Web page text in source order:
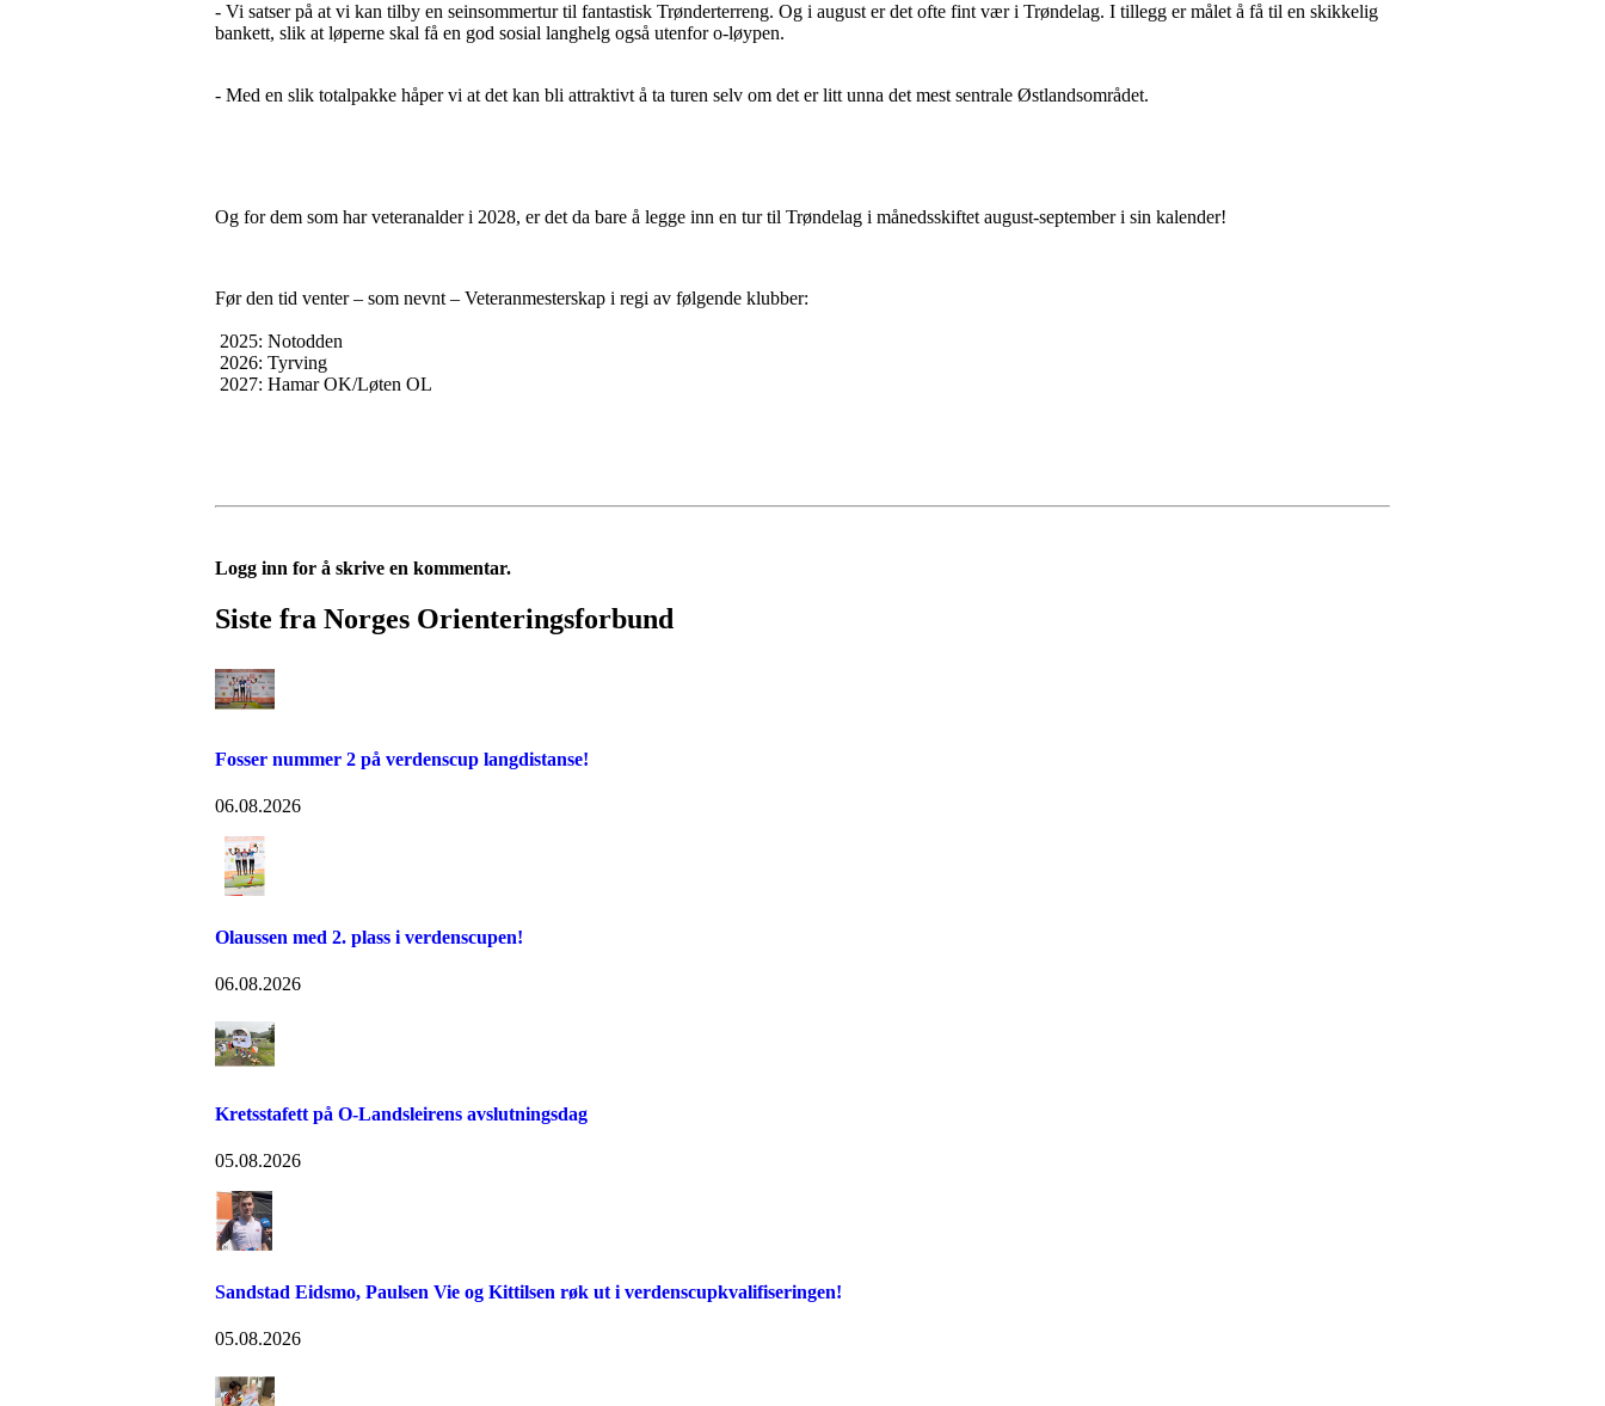
- Vi satser på at vi kan tilby en seinsommertur til fantastisk Trønderterreng. Og i august er det ofte fint vær i Trøndelag. I tillegg er målet å få til en skikkelig
bankett, slik at løperne skal få en god sosial langhelg også utenfor o-løypen.
- Med en slik totalpakke håper vi at det kan bli attraktivt å ta turen selv om det er litt unna det mest sentrale Østlandsområdet.
Og for dem som har veteranalder i 2028, er det da bare å legge inn en tur til Trøndelag i månedsskiftet august-september i sin kalender!
Før den tid venter – som nevnt – Veteranmesterskap i regi av følgende klubber:
2025: Notodden
2026: Tyrving
2027: Hamar OK/Løten OL
Logg inn for å skrive en kommentar.
Siste fra Norges Orienteringsforbund
Fosser nummer 2 på verdenscup langdistanse!
06.08.2026
Olaussen med 2. plass i verdenscupen!
06.08.2026
Kretsstafett på O-Landsleirens avslutningsdag
05.08.2026
Sandstad Eidsmo, Paulsen Vie og Kittilsen røk ut i verdenscupkvalifiseringen!
05.08.2026